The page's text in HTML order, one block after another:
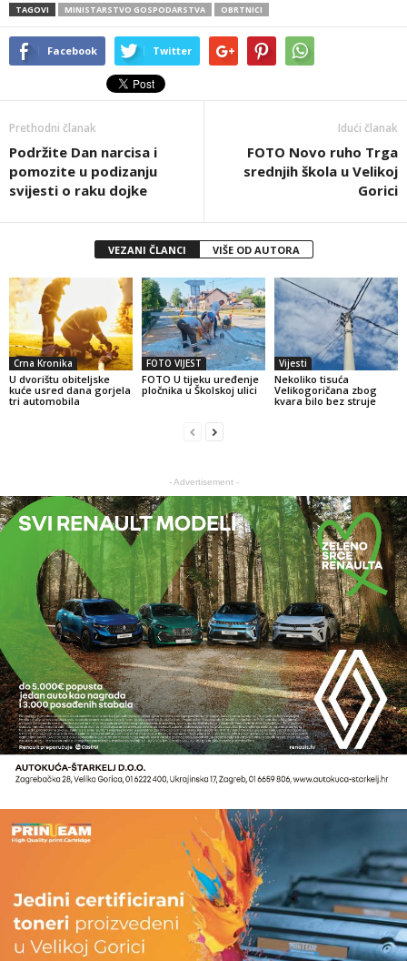
TAGOVI MINISTARSTVO GOSPODARSTVA OBRTNICI
Facebook Twitter
Prethodni članak
Podržite Dan narcisa i
pomozite u podizanju
svijesti o raku dojke
Idući članak
FOTO Novo ruho Trga
srednjih škola u Velikoj
Gorici
VEZANI ČLANCI VIŠE OD AUTORA
Crna Kronika
U dvorištu obiteljske
kuće usred dana gorjela
tri automobila
FOTO VIJEST
FOTO U tijeku uređenje
pločnika u Školskoj ulici
Vijesti
Nekoliko tisuća
Velikogoričana zbog
kvara bilo bez struje
- Advertisement -